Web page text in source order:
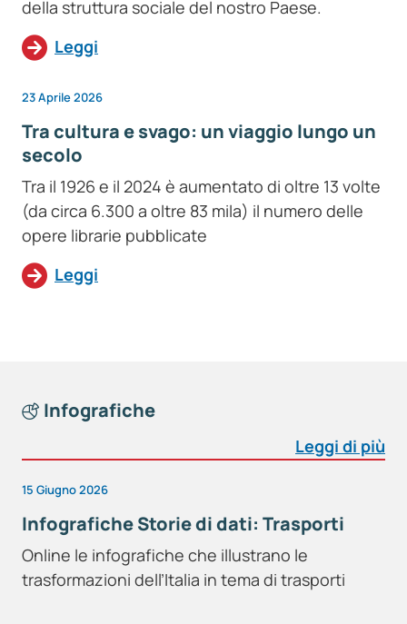
della struttura sociale del nostro Paese.
Leggi
23 Aprile 2026
Tra cultura e svago: un viaggio lungo un
secolo
Tra il 1926 e il 2024 è aumentato di oltre 13 volte
(da circa 6.300 a oltre 83 mila) il numero delle
opere librarie pubblicate
Leggi
Infografiche
Leggi di più
15 Giugno 2026
Infografiche Storie di dati: Trasporti
Online le infografiche che illustrano le
trasformazioni dell’Italia in tema di trasporti